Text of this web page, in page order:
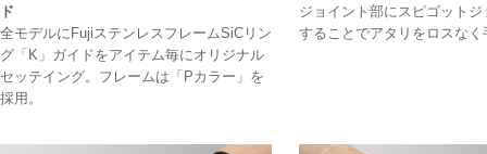
ド
全モデルにFujiステンレスフレームSiCリン
グ「K」ガイドをアイテム毎にオリジナル
セッテイング。フレームは「Pカラー」を
採用。
ジョイント部にスピゴット
することでアタリをロスなく